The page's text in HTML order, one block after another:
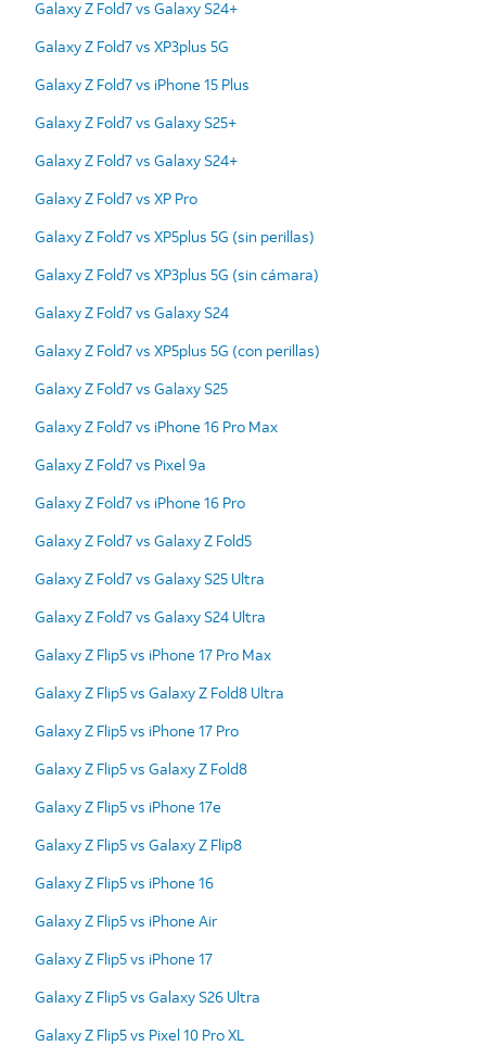
Galaxy Z Fold7 vs Galaxy S24+
Galaxy Z Fold7 vs XP3plus 5G
Galaxy Z Fold7 vs iPhone 15 Plus
Galaxy Z Fold7 vs Galaxy S25+
Galaxy Z Fold7 vs Galaxy S24+
Galaxy Z Fold7 vs XP Pro
Galaxy Z Fold7 vs XP5plus 5G (sin perillas)
Galaxy Z Fold7 vs XP3plus 5G (sin cámara)
Galaxy Z Fold7 vs Galaxy S24
Galaxy Z Fold7 vs XP5plus 5G (con perillas)
Galaxy Z Fold7 vs Galaxy S25
Galaxy Z Fold7 vs iPhone 16 Pro Max
Galaxy Z Fold7 vs Pixel 9a
Galaxy Z Fold7 vs iPhone 16 Pro
Galaxy Z Fold7 vs Galaxy Z Fold5
Galaxy Z Fold7 vs Galaxy S25 Ultra
Galaxy Z Fold7 vs Galaxy S24 Ultra
Galaxy Z Flip5 vs iPhone 17 Pro Max
Galaxy Z Flip5 vs Galaxy Z Fold8 Ultra
Galaxy Z Flip5 vs iPhone 17 Pro
Galaxy Z Flip5 vs Galaxy Z Fold8
Galaxy Z Flip5 vs iPhone 17e
Galaxy Z Flip5 vs Galaxy Z Flip8
Galaxy Z Flip5 vs iPhone 16
Galaxy Z Flip5 vs iPhone Air
Galaxy Z Flip5 vs iPhone 17
Galaxy Z Flip5 vs Galaxy S26 Ultra
Galaxy Z Flip5 vs Pixel 10 Pro XL